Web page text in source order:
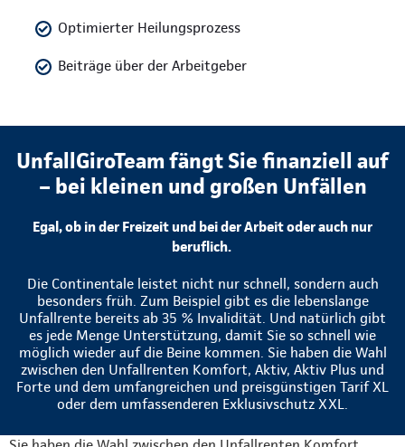
Optimierter Heilungsprozess
Beiträge über der Arbeitgeber
UnfallGiroTeam fängt Sie finanziell auf
– bei kleinen und großen Unfällen
Egal, ob in der Freizeit und bei der Arbeit oder auch nur
beruflich.
Die Continentale leistet nicht nur schnell, sondern auch
besonders früh. Zum Beispiel gibt es die lebenslange
Unfallrente bereits ab 35 % Invalidität. Und natürlich gibt
es jede Menge Unterstützung, damit Sie so schnell wie
möglich wieder auf die Beine kommen. Sie haben die Wahl
zwischen den Unfallrenten Komfort, Aktiv, Aktiv Plus und
Forte und dem umfangreichen und preisgünstigen Tarif XL
oder dem umfassenderen Exklusivschutz XXL.